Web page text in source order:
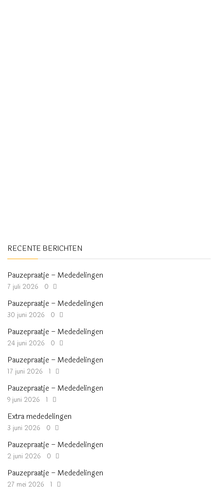
RECENTE BERICHTEN
Pauzepraatje – Mededelingen
7 juli 2026 0
Pauzepraatje – Mededelingen
30 juni 2026 0
Pauzepraatje – Mededelingen
24 juni 2026 0
Pauzepraatje – Mededelingen
17 juni 2026 1
Pauzepraatje – Mededelingen
9 juni 2026 1
Extra mededelingen
3 juni 2026 0
Pauzepraatje – Mededelingen
2 juni 2026 0
Pauzepraatje – Mededelingen
27 mei 2026 1